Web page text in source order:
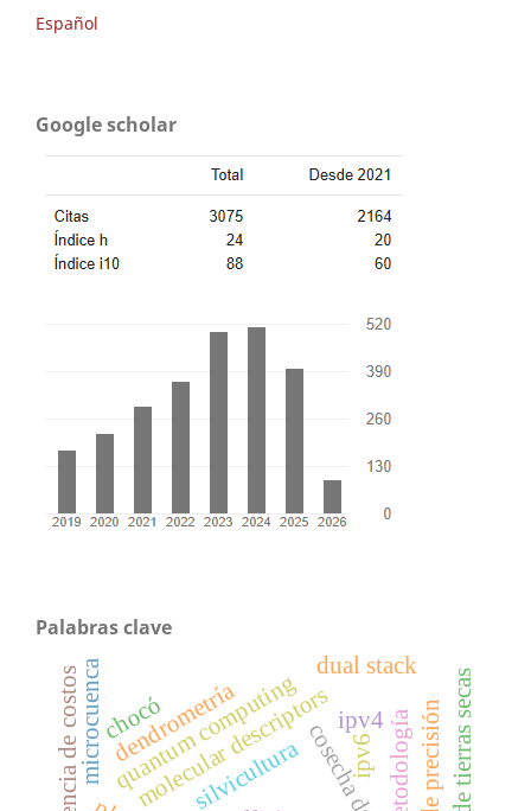
Español
Google scholar
Palabras clave
ipv6
ipv4
molecular descriptors
eficiencia de costos quantum computing
dendrometría
silvicultura
dual stack
chocó metodología
microcuenca